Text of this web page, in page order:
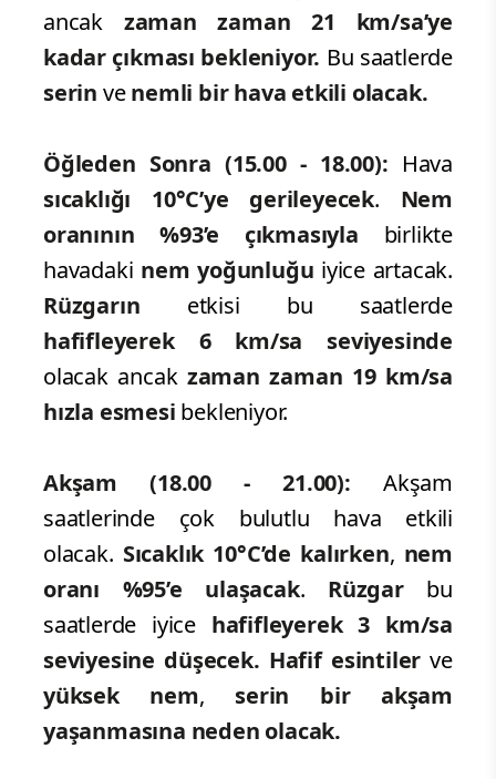
ancak zaman zaman 21 km/sa’ye
kadar çıkması bekleniyor. Bu saatlerde
serin venemli bir hava etkili olacak.
Öğleden Sonra (15.00 - 18.00): Hava
sıcaklığı 10°C’ye gerileyecek. Nem
oranının
%93’e çıkmasıyla birlikte
havadaki nem yoğunluğu iyice artacak.
Rüzgarın etkisi bu saatlerde
hafifleyerek 6 km/sa seviyesinde
olacak ancak zaman zaman 19 km/sa
hızla esmesi bekleniyor.
Akşam (18.00 - 21.00): Akşam
saatlerinde çok bulutlu hava etkili
olacak. Sıcaklık 10°C’de kalırken, nem
oranı %95’e ulaşacak. Rüzgar bu
saatlerde iyice hafifleyerek 3 km/sa
seviyesine düşecek. Hafif esintilerve
yüksek nem, serin
bir akşam
yaşanmasına neden olacak.